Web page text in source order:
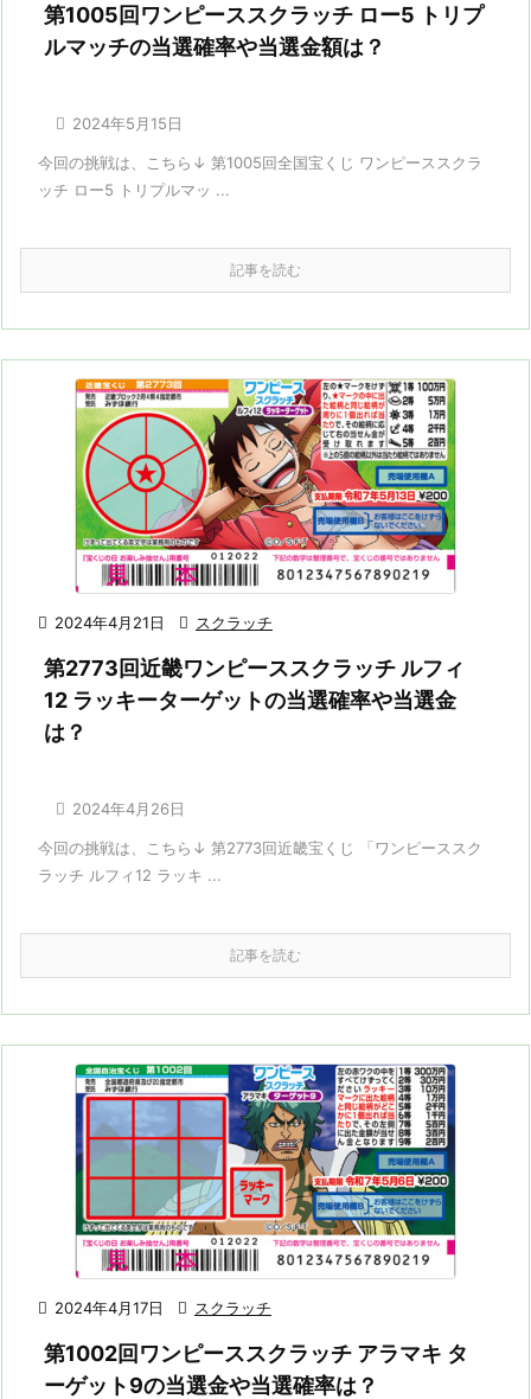
第1005回ワンピーススクラッチ ロー5 トリプ
ルマッチの当選確率や当選金額は？
 2024年5月15日
今回の挑戦は、こちら↓ 第1005回全国宝くじ ワンピーススクラ
ッチ ロー5 トリプルマッ ...
記事を読む
 2024年4月21日  スクラッチ
第2773回近畿ワンピーススクラッチ ルフィ
12 ラッキーターゲットの当選確率や当選金
は？
 2024年4月26日
今回の挑戦は、こちら↓ 第2773回近畿宝くじ 「ワンピーススク
ラッチ ルフィ12 ラッキ ...
記事を読む
 2024年4月17日  スクラッチ
第1002回ワンピーススクラッチ アラマキ タ
ーゲット9の当選金や当選確率は？